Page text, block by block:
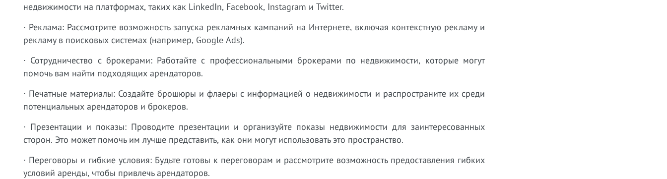
недвижимости на платформах, таких как LinkedIn, Facebook, Instagram и Twitter.
· Реклама: Рассмотрите возможность запуска рекламных кампаний на Интернете, включая контекстную рекламу и
рекламу в поисковых системах (например, Google Ads).
· Сотрудничество с брокерами: Работайте с профессиональными брокерами по недвижимости, которые могут
помочь вам найти подходящих арендаторов.
· Печатные материалы: Создайте брошюры и флаеры с информацией о недвижимости и распространите их среди
потенциальных арендаторов и брокеров.
· Презентации и показы: Проводите презентации и организуйте показы недвижимости для заинтересованных
сторон. Это может помочь им лучше представить, как они могут использовать это пространство.
· Переговоры и гибкие условия: Будьте готовы к переговорам и рассмотрите возможность предоставления гибких
условий аренды, чтобы привлечь арендаторов.